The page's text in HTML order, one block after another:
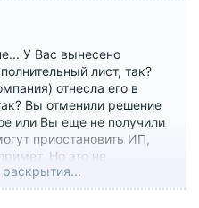
У Вас вынесено
лист, так?
отнесла его в
Вы отменили решение
или Вы еще не получили
приостановить ИП,
Но это не
будут ждать. Если в
в иске", то тогда